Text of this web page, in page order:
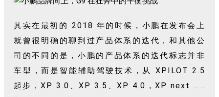
其实在最初的 2018 年的时候，小鹏在发布会上
就曾很明确的聊到过产品体系的迭代，和其他公
司的不同的是，小鹏的产品体系的迭代标志并非
车型，而是智能辅助驾驶技术，从 XPILOT 2.5
起步，XP 3.0、XP 3.5、XP 4.0，XP next ……